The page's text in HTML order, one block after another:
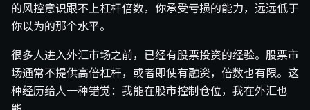
的风控意识跟不上杠杆倍数，你承受亏损的能力，远远低于
你以为的那个水平。
很多人进入外汇市场之前，已经有股票投资的经验。股票市
场通常不提供高倍杠杆，或者即使有融资，倍数也有限。这
种经历给人一种错觉：我能在股市控制仓位，我在外汇也